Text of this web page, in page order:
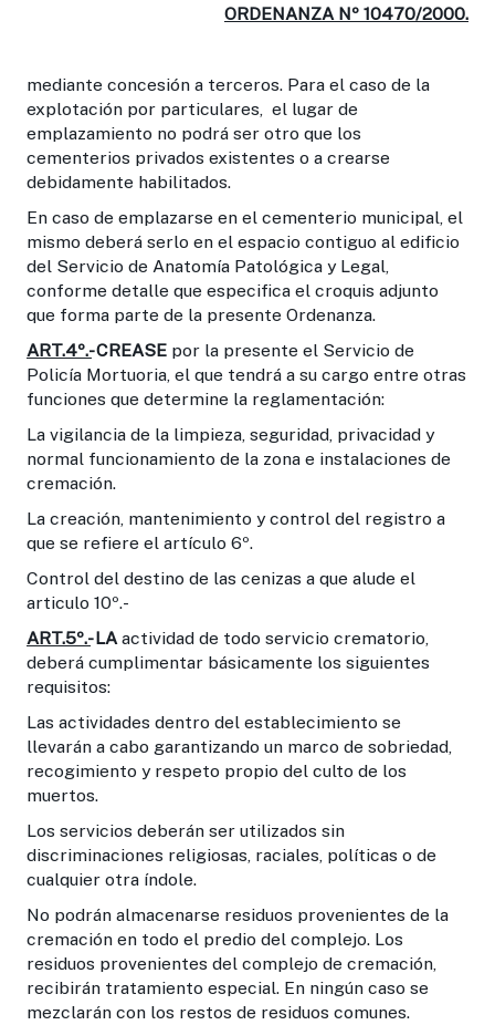
ORDENANZA Nº 10470/2000.
mediante concesión a terceros. Para el caso de la
explotación por particulares, el lugar de
emplazamiento no podrá ser otro que los
cementerios privados existentes o a crearse
debidamente habilitados.
En caso de emplazarse en el cementerio municipal, el
mismo deberá serlo en el espacio contiguo al edificio
del Servicio de Anatomía Patológica y Legal,
conforme detalle que especifica el croquis adjunto
que forma parte de la presente Ordenanza.
ART.4º.-CREASE por la presente el Servicio de
Policía Mortuoria, el que tendrá a su cargo entre otras
funciones que determine la reglamentación:
La vigilancia de la limpieza, seguridad, privacidad y
normal funcionamiento de la zona e instalaciones de
cremación.
La creación, mantenimiento y control del registro a
que se refiere el artículo 6º.
Control del destino de las cenizas a que alude el
articulo 10º.-
ART.5º.-LA actividad de todo servicio crematorio,
deberá cumplimentar básicamente los siguientes
requisitos:
Las actividades dentro del establecimiento se
llevarán a cabo garantizando un marco de sobriedad,
recogimiento y respeto propio del culto de los
muertos.
Los servicios deberán ser utilizados sin
discriminaciones religiosas, raciales, políticas o de
cualquier otra índole.
No podrán almacenarse residuos provenientes de la
cremación en todo el predio del complejo. Los
residuos provenientes del complejo de cremación,
recibirán tratamiento especial. En ningún caso se
mezclarán con los restos de residuos comunes.